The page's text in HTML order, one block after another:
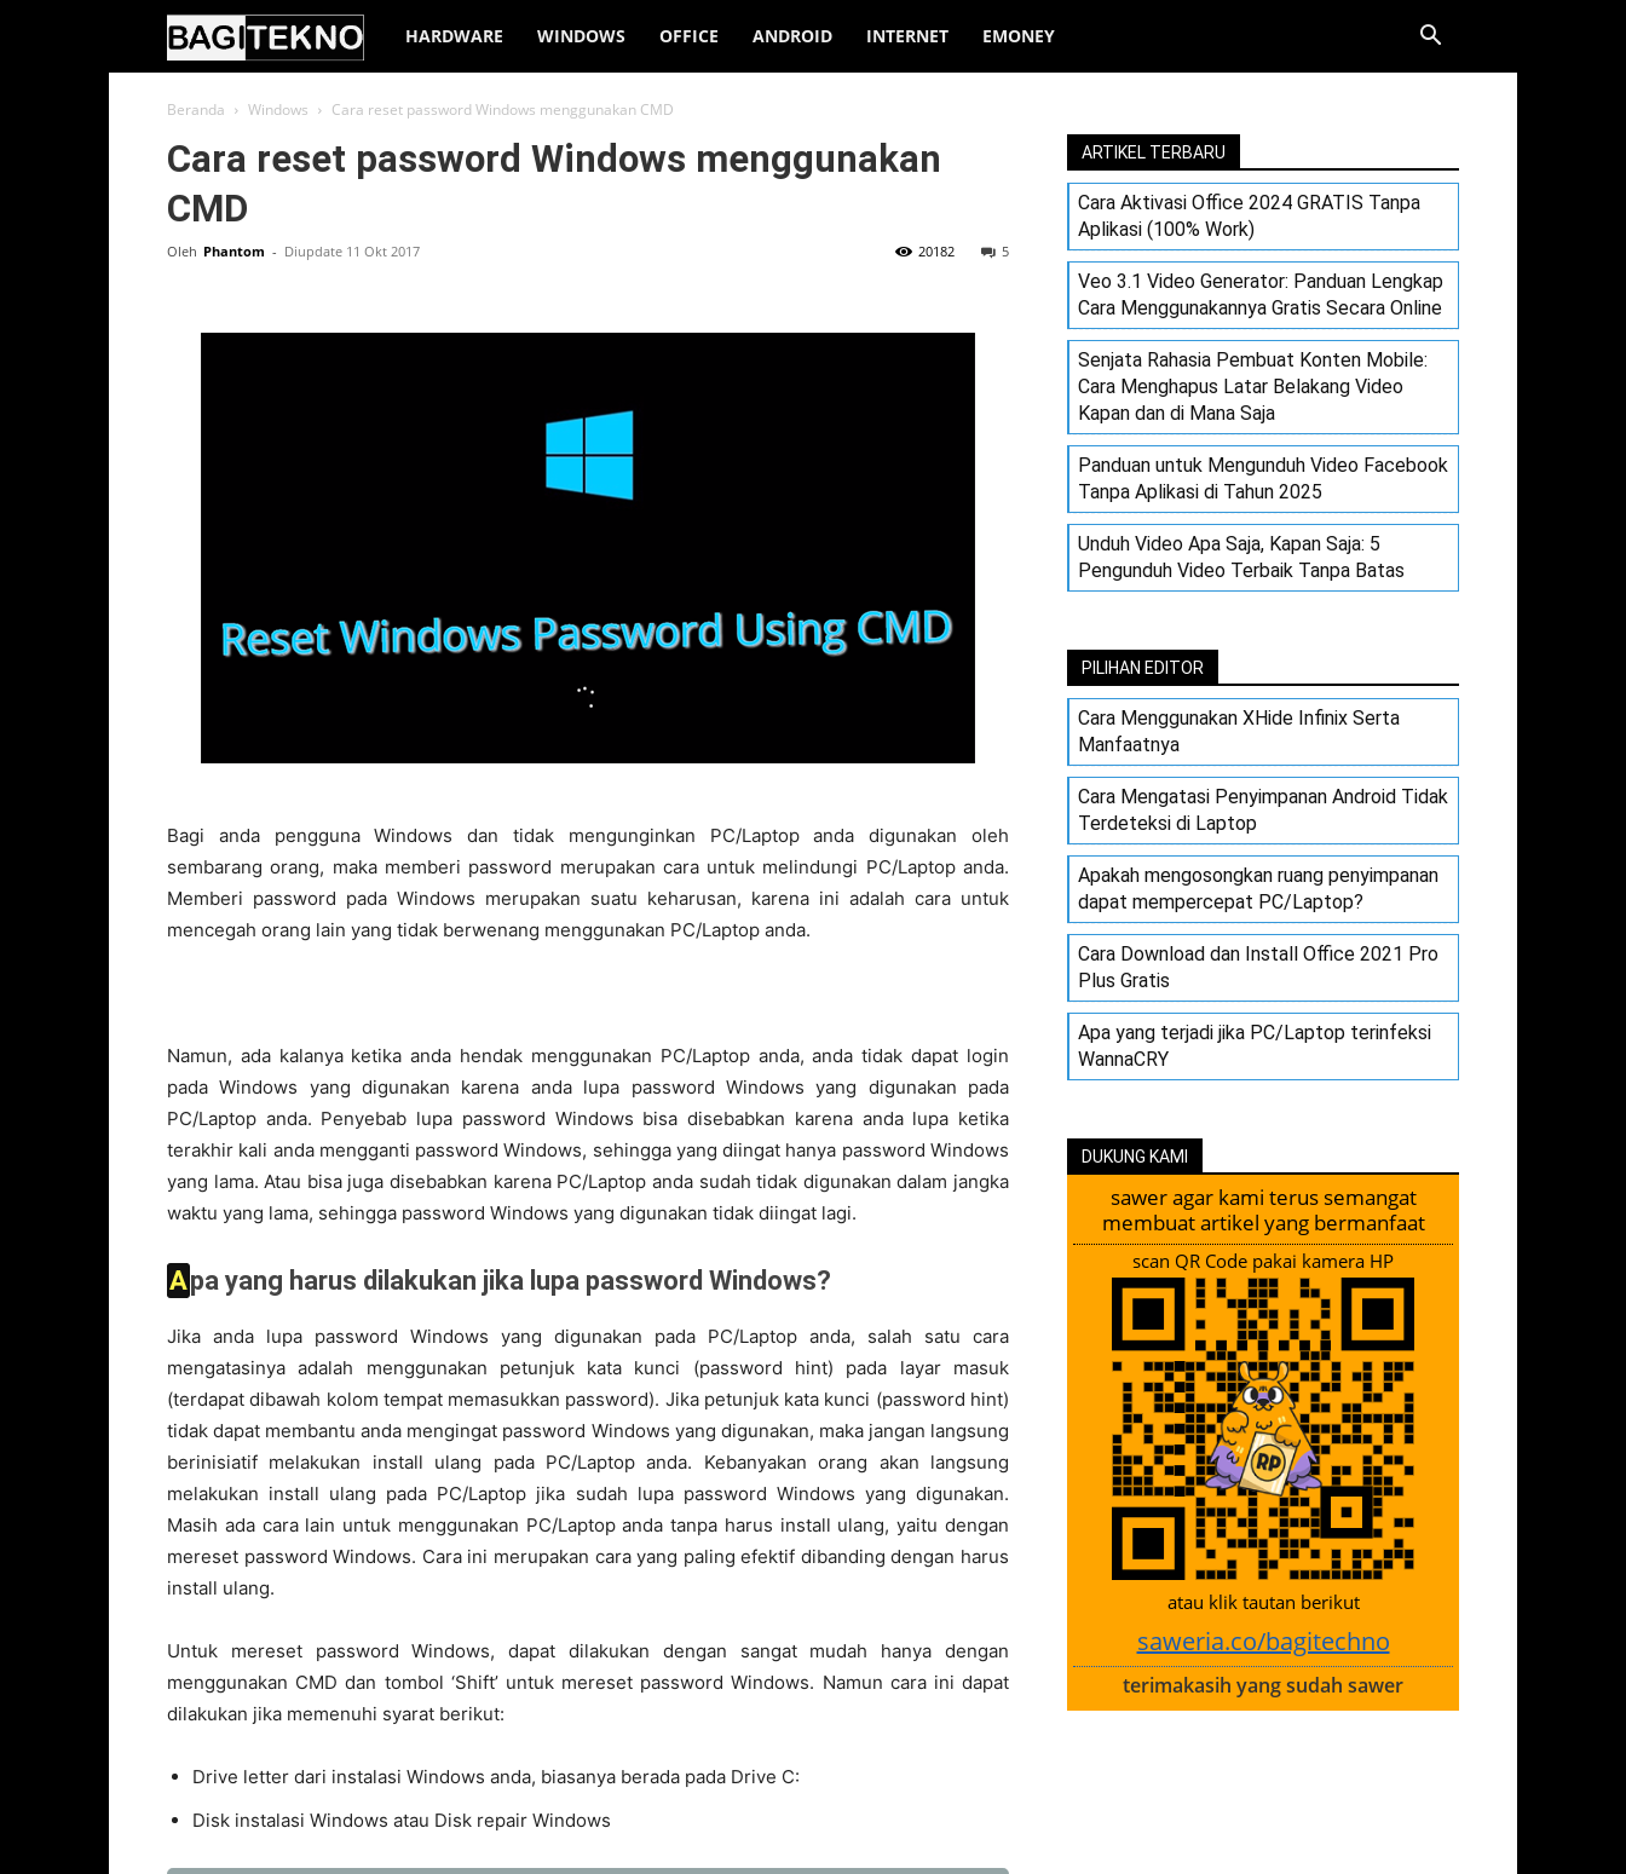
BagiTekno
HARDWARE WINDOWS OFFICE ANDROID INTERNET EMONEY
Beranda Windows Cara reset password Windows menggunakan CMD
Cara reset password Windows menggunakan
CMD
Oleh Phantom - Diupdate 11 Okt 2017 5
20182
Bagi anda pengguna Windows dan tidak mengunginkan PC/Laptop anda digunakan oleh
sembarang orang, maka memberi password merupakan cara untuk melindungi PC/Laptop anda.
Memberi password pada Windows merupakan suatu keharusan, karena ini adalah cara untuk
mencegah orang lain yang tidak berwenang menggunakan PC/Laptop anda.
Namun, ada kalanya ketika anda hendak menggunakan PC/Laptop anda, anda tidak dapat login
pada Windows yang digunakan karena anda lupa password Windows yang digunakan pada
PC/Laptop anda. Penyebab lupa password Windows bisa disebabkan karena anda lupa ketika
terakhir kali anda mengganti password Windows, sehingga yang diingat hanya password Windows
yang lama. Atau bisa juga disebabkan karena PC/Laptop anda sudah tidak digunakan dalam jangka
waktu yang lama, sehingga password Windows yang digunakan tidak diingat lagi.
Apa yang harus dilakukan jika lupa password Windows?
Jika anda lupa password Windows yang digunakan pada PC/Laptop anda, salah satu cara
mengatasinya adalah menggunakan petunjuk kata kunci (password hint) pada layar masuk
(terdapat dibawah kolom tempat memasukkan password). Jika petunjuk kata kunci (password hint)
tidak dapat membantu anda mengingat password Windows yang digunakan, maka jangan langsung
berinisiatif melakukan install ulang pada PC/Laptop anda. Kebanyakan orang akan langsung
melakukan install ulang pada PC/Laptop jika sudah lupa password Windows yang digunakan.
Masih ada cara lain untuk menggunakan PC/Laptop anda tanpa harus install ulang, yaitu dengan
mereset password Windows. Cara ini merupakan cara yang paling efektif dibanding dengan harus
install ulang.
Untuk mereset password Windows, dapat dilakukan dengan sangat mudah hanya dengan
menggunakan CMD dan tombol ‘Shift’ untuk mereset password Windows. Namun cara ini dapat
dilakukan jika memenuhi syarat berikut:
Drive letter dari instalasi Windows anda, biasanya berada pada Drive C:
Disk instalasi Windows atau Disk repair Windows
ARTIKEL TERBARU
Cara Aktivasi Office 2024 GRATIS Tanpa
Aplikasi (100% Work)
Veo 3.1 Video Generator: Panduan Lengkap
Cara Menggunakannya Gratis Secara Online
Senjata Rahasia Pembuat Konten Mobile:
Cara Menghapus Latar Belakang Video
Kapan dan di Mana Saja
Panduan untuk Mengunduh Video Facebook
Tanpa Aplikasi di Tahun 2025
Unduh Video Apa Saja, Kapan Saja: 5
Pengunduh Video Terbaik Tanpa Batas
PILIHAN EDITOR
Cara Menggunakan XHide Infinix Serta
Manfaatnya
Cara Mengatasi Penyimpanan Android Tidak
Terdeteksi di Laptop
Apakah mengosongkan ruang penyimpanan
dapat mempercepat PC/Laptop?
Cara Download dan Install Office 2021 Pro
Plus Gratis
Apa yang terjadi jika PC/Laptop terinfeksi
WannaCRY
DUKUNG KAMI
sawer agar kami terus semangat
membuat artikel yang bermanfaat
scan QR Code pakai kamera HP
atau klik tautan berikut
saweria.co/bagitechno
terimakasih yang sudah sawer